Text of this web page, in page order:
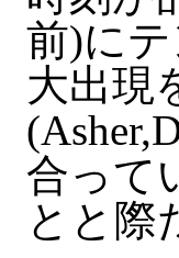
前)に
大出現
合って
とと際